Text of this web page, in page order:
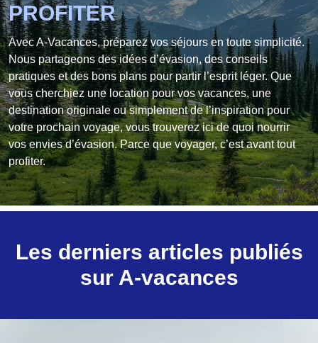
PROFITER
Avec A-Vacances, préparez vos séjours en toute simplicité.
Nous partageons des idées d’évasion, des conseils
pratiques et des bons plans pour partir l’esprit léger. Que
vous cherchiez une location pour vos vacances, une
destination originale ou simplement de l’inspiration pour
votre prochain voyage, vous trouverez ici de quoi nourrir
vos envies d’évasion. Parce que voyager, c’est avant tout
profiter.
Les derniers articles publiés
sur A-vacances